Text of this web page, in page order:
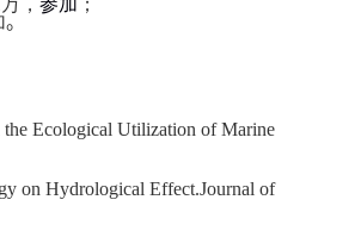
。
the Ecological Utilization of Marine
on Hydrological Effect.Journal of